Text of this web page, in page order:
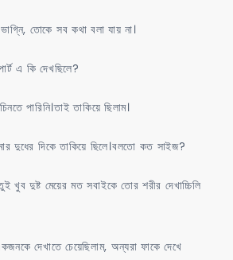
তোকে সব কথা বলা যায় না।
এ কি দেখছিলে?
পারিনি।তাই তাকিয়ে ছিলাম।
দুধের দিকে তাকিয়ে ছিলে।বলতো কত সাইজ?
খুব দুষ্ট মেয়ের মত সবাইকে তোর শরীর দেখাচ্চিলি
দেখাতে চেয়েছিলাম, অন্যরা ফাকে দেখে